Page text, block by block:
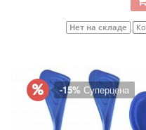
Нет на складе
-15% Суперцена